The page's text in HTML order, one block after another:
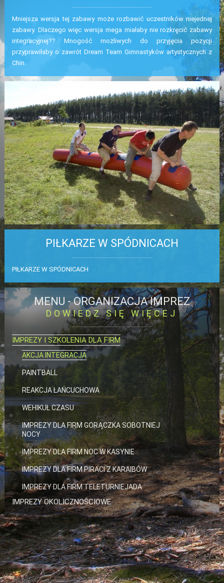
Mniejsza wersja tej zabawy może rozbawić uczestników niejednej
zabawy. Dlaczego więc wersja mega miałaby nie rozkręcić zabawy
integracyjnej?? Mnogość możliwych do przyjęcia pozycji
przyprawiłaby o zawrót Dream Team Gimnastyków artystycznych z
Chin.
PIŁKARZE W SPÓDNICACH
PIŁKARZE W SPÓDNICACH
MENU -ORGANIZACJA IMPREZ
DOWIEDZ SIĘ WIĘCEJ
IMPREZY I SZKOLENIA DLA FIRM
AKCJA INTEGRACJA
PAINTBALL
REAKCJA ŁAŃCUCHOWA
WEHIKUŁ CZASU
IMPREZY DLA FIRM GORĄCZKA SOBOTNIEJ
NOCY
IMPREZY DLA FIRM NOC W KASYNIE
IMPREZY DLA FIRM PIRACI Z KARAIBÓW
IMPREZY DLA FIRM TELETURNIEJADA
IMPREZY OKOLICZNOŚCIOWE